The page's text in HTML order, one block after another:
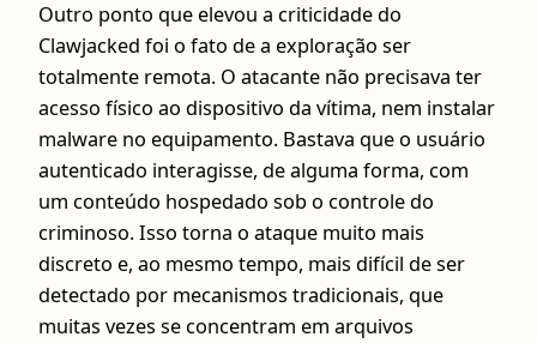
Outro ponto que elevou a criticidade do
Clawjacked foi o fato de a exploração ser
totalmente remota. O atacante não precisava ter
acesso físico ao dispositivo da vítima, nem instalar
malware no equipamento. Bastava que o usuário
autenticado interagisse, de alguma forma, com
um conteúdo hospedado sob o controle do
criminoso. Isso torna o ataque muito mais
discreto e, ao mesmo tempo, mais difícil de ser
detectado por mecanismos tradicionais, que
muitas vezes se concentram em arquivos